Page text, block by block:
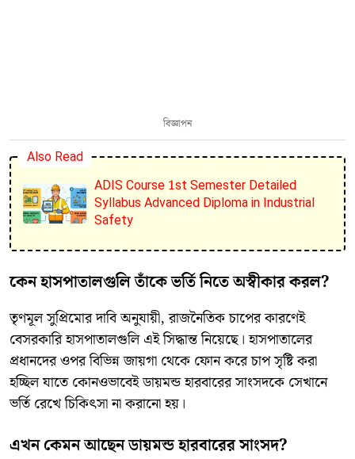
বিজ্ঞাপন
Also Read
ADIS Course 1st Semester Detailed
Syllabus Advanced Diploma in Industrial
Safety
​কেন হাসপাতালগুলি তাঁকে ভর্তি নিতে অস্বীকার করল?
​তৃণমূল সুপ্রিমোর দাবি অনুযায়ী, রাজনৈতিক চাপের কারণেই
বেসরকারি হাসপাতালগুলি এই সিদ্ধান্ত নিয়েছে। হাসপাতালের
প্রধানদের ওপর বিভিন্ন জায়গা থেকে ফোন করে চাপ সৃষ্টি করা
হচ্ছিল যাতে কোনওভাবেই ডায়মন্ড হারবারের সাংসদকে সেখানে
ভর্তি রেখে চিকিৎসা না করানো হয়।
​এখন কেমন আছেন ডায়মন্ড হারবারের সাংসদ?